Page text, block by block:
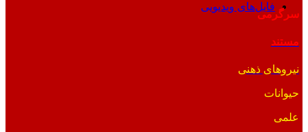
فایل‌های ویدیویی
سرگرمی
مستند
نیروهای ذهنی
حیوانات
علمی